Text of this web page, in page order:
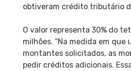
obtiveram crédito tributário
O valor representa 30% do
milhões. “Na medida em que
montantes solicitados, as
pedir créditos adicionais.